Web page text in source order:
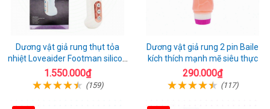
Dương vật giả rung thụt tỏa
nhiệt Loveaider Footman silicon
an toàn
1.550.000₫
(159)
Dương vật giả rung 2 pin Baile
kích thích mạnh mẽ siêu thực
290.000₫
(117)